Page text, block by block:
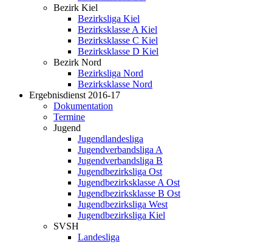
Bezirk Kiel
Bezirksliga Kiel
Bezirksklasse A Kiel
Bezirksklasse C Kiel
Bezirksklasse D Kiel
Bezirk Nord
Bezirksliga Nord
Bezirksklasse Nord
Ergebnisdienst 2016-17
Dokumentation
Termine
Jugend
Jugendlandesliga
Jugendverbandsliga A
Jugendverbandsliga B
Jugendbezirksliga Ost
Jugendbezirksklasse A Ost
Jugendbezirksklasse B Ost
Jugendbezirksliga West
Jugendbezirksliga Kiel
SVSH
Landesliga